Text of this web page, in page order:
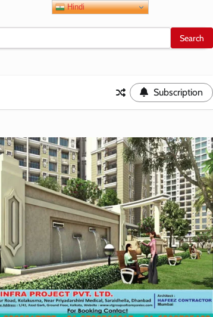
Subscription
Hindi